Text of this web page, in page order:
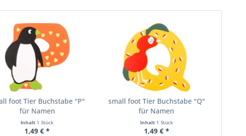
foot Tier Buchstabe "P"
für Namen
Inhalt 1 Stück
1,49 € *
small foot Tier Buchstabe "Q"
für Namen
Inhalt 1 Stück
1,49 € *